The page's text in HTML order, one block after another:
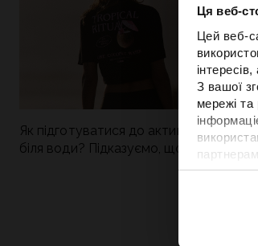
Ця веб-
Цей веб-
З вашої
мережі
Як підготуватися до активного дня
біля води? Підказуємо, що зібрати до